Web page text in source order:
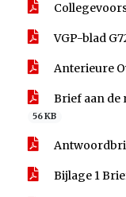
VGP-blad
Anterieure
Brief aan
56 KB
Bijlage 1